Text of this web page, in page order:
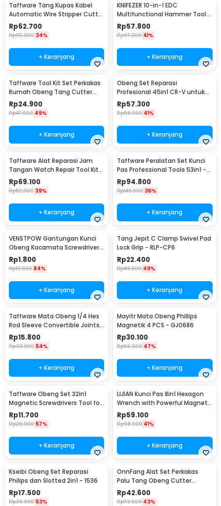
Taffware Tang Kupas Kabel
Automatic Wire Stripper Cutter
Crimper - TK0742
Rp62.700
Rp95.000 34%
+ Keranjang
KNIFEZER 10-in-1 EDC
Multifunctional Hammer Tool
for Camping Survival - WL-
9003
Rp57.800
Rp97.900 41%
+ Keranjang
Taffware Tool Kit Set Perkakas
Rumah Obeng Tang Cutter
Kunci L 12in1 - KS-011
Rp24.900
Rp47.900 49%
+ Keranjang
Obeng Set Reparasi
Profesional 45in1 CR-V untuk
HP Laptop Elektronik - 6093
Rp57.300
Rp96.900 41%
+ Keranjang
Taffware Alat Reparasi Jam
Tangan Watch Repair Tool Kit
Lengkap 13in1 - SC8005
Rp69.100
Rp112.900 39%
+ Keranjang
Taffware Peralatan Set Kunci
Pas Professional Tools 53in1 -
CR-V53
Rp94.800
Rp146.900 36%
+ Keranjang
VENSTPOW Gantungan Kunci
Obeng Kacamata Screwdriver
Plus Minus Hexagon - V001
Rp1.800
Rp10.900 84%
+ Keranjang
Tang Jepit C Clamp Swivel Pad
Lock Grip - RLP-CP6
Rp22.400
Rp43.900 49%
+ Keranjang
Taffware Mata Obeng 1/4 Hex
Rod Sleeve Convertible Joints
8 PCS
Rp15.800
Rp33.900 54%
+ Keranjang
Mayitr Mata Obeng Phillips
Magnetik 4 PCS - GJ0686
Rp30.100
Rp55.900 47%
+ Keranjang
Taffware Obeng Set 32in1
Magnetic Screwdrivers Tool for
Smartphone - 7089C
Rp11.700
Rp26.900 57%
+ Keranjang
LIJIAN Kunci Pas 8in1 Hexagon
Wrench with Powerful Magnet
- LJ21
Rp59.100
Rp98.900 41%
+ Keranjang
Kseibi Obeng Set Reparasi
Philips dan Slotted 2in1 - 1536
Rp17.500
Rp36.900 53%
OnnFang Alat Set Perkakas
Palu Tang Obeng Cutter
Meteran 8in1 - YL-8009A
Rp42.600
Rp73.900 43%